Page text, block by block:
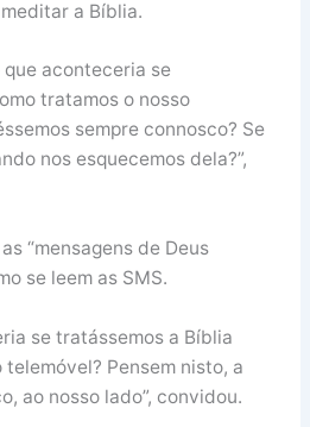
a Bíblia.
que aconteceria se
tratamos o nosso
sempre connosco? Se
nos esquecemos dela?”,
“mensagens de Deus
se leem as SMS.
se tratássemos a Bíblia
Pensem nisto, a
ao nosso lado”, convidou.